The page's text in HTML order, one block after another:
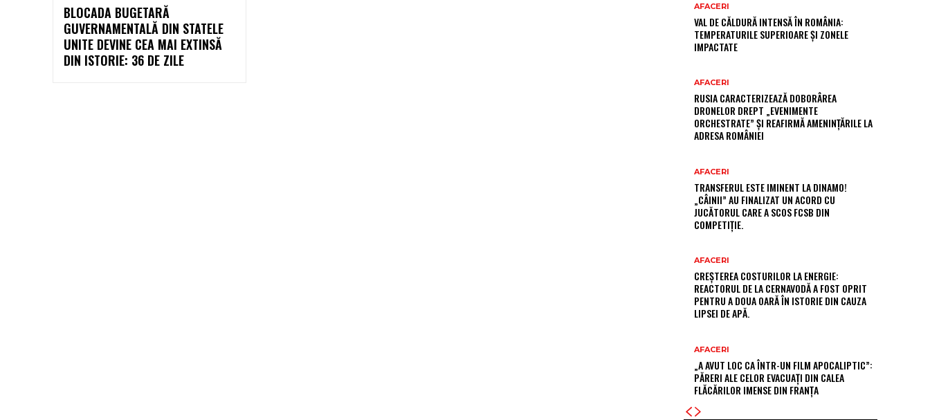
BLOCADA BUGETARĂ
GUVERNAMENTALĂ DIN STATELE
UNITE DEVINE CEA MAI EXTINSĂ
DIN ISTORIE: 36 DE ZILE
AFACERI
VAL DE CĂLDURĂ INTENSĂ ÎN ROMÂNIA:
TEMPERATURILE SUPERIOARE ȘI ZONELE
IMPACTATE
AFACERI
RUSIA CARACTERIZEAZĂ DOBORÂREA
DRONELOR DREPT „EVENIMENTE
ORCHESTRATE” ȘI REAFIRMĂ AMENINȚĂRILE LA
ADRESA ROMÂNIEI
AFACERI
TRANSFERUL ESTE IMINENT LA DINAMO!
„CÂINII” AU FINALIZAT UN ACORD CU
JUCĂTORUL CARE A SCOS FCSB DIN
COMPETIȚIE.
AFACERI
CREȘTEREA COSTURILOR LA ENERGIE:
REACTORUL DE LA CERNAVODĂ A FOST OPRIT
PENTRU A DOUA OARĂ ÎN ISTORIE DIN CAUZA
LIPSEI DE APĂ.
AFACERI
„A AVUT LOC CA ÎNTR-UN FILM APOCALIPTIC”:
PĂRERI ALE CELOR EVACUAȚI DIN CALEA
FLĂCĂRILOR IMENSE DIN FRANȚA